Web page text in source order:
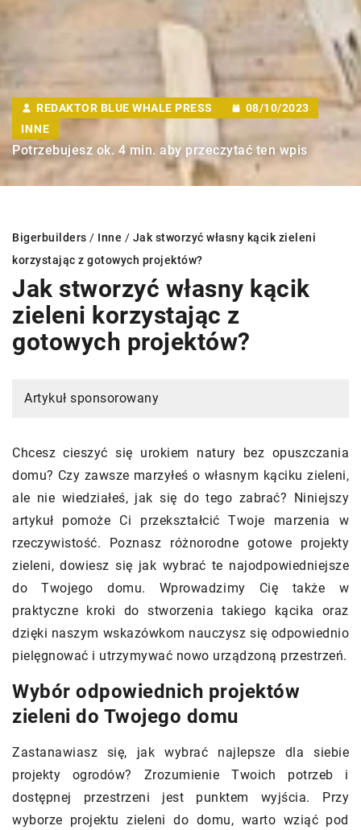
REDAKTOR BLUE WHALE PRESS
08/10/2023
INNE
Potrzebujesz ok. 4 min. aby przeczytać ten wpis
Bigerbuilders / Inne / Jak stworzyć własny kącik zieleni
korzystając z gotowych projektów?
Jak stworzyć własny kącik
zieleni korzystając z
gotowych projektów?
Artykuł sponsorowany
Chcesz cieszyć się urokiem natury bez opuszczania
domu? Czy zawsze marzyłeś o własnym kąciku zieleni,
ale nie wiedziałeś, jak się do tego zabrać? Niniejszy
artykuł pomoże Ci przekształcić Twoje marzenia w
rzeczywistość. Poznasz różnorodne gotowe projekty
zieleni, dowiesz się jak wybrać te najodpowiedniejsze
do Twojego domu. Wprowadzimy Cię także w
praktyczne kroki do stworzenia takiego kącika oraz
dzięki naszym wskazówkom nauczysz się odpowiednio
pielęgnować i utrzymywać nowo urządzoną przestrzeń.
Wybór odpowiednich projektów
zieleni do Twojego domu
Zastanawiasz się, jak wybrać najlepsze dla siebie
projekty ogrodów? Zrozumienie Twoich potrzeb i
dostępnej przestrzeni jest punktem wyjścia. Przy
wyborze projektu zieleni do domu, warto wziąć pod